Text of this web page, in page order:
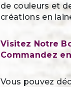
de couleurs et
créations en
Visitez Notre
Commandez
Vous pouvez